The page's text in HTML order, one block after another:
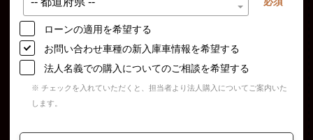
ローンの適用を希望する
お問い合わせ車種の新入庫車情報を希望する
法人名義での購入についてのご相談を希望する
※ チェックを入れていただくと、担当者より法人購入についてご案内いた
します。